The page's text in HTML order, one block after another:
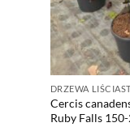
DRZEWA
Cercis
Ruby Falls